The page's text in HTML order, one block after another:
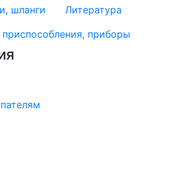
шланги
Литература
приборы